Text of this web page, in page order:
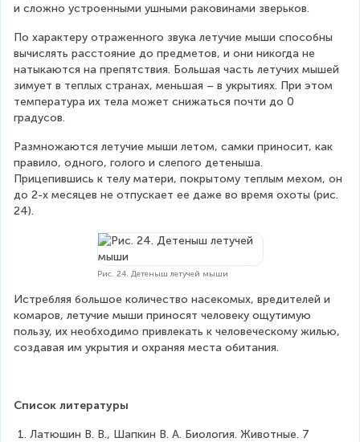
и сложно устроенными ушными раковинами зверьков.
По характеру отраженного звука летучие мыши способны
вычислять расстояние до предметов, и они никогда не
натыкаются на препятствия. Большая часть летучих мышей
зимует в теплых странах, меньшая – в укрытиях. При этом
температура их тела может снижаться почти до 0
градусов.
Размножаются летучие мыши летом, самки приносит, как
правило, одного, голого и слепого детеныша.
Прицепившись к телу матери, покрытому теплым мехом, он
до 2-х месяцев не отпускает ее даже во время охоты (рис.
24).
Рис. 24. Детеныш летучей мыши
Истребляя большое количество насекомых, вредителей и
комаров, летучие мыши приносят человеку ощутимую
пользу, их необходимо привлекать к человеческому жилью,
создавая им укрытия и охраняя места обитания.
Список литературы
Латюшин В. В., Шапкин В. А. Биология. Животные. 7